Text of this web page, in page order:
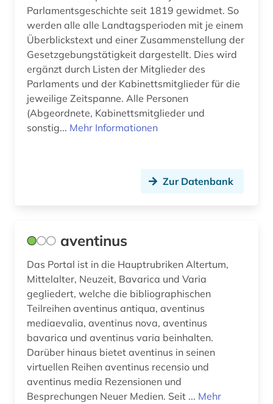
kommunalrecht (1)
kulturerbe (2)
kulturgeschichte (1)
kulturwissenschaften (1)
kunst (1)
landtag (4)
landwirtschaft (1)
laufbahnrecht (1)
luftbild (2)
mainfranken (2)
mundart (3)
museologie (1)
Parlamentsgeschichte seit 1819 gewidmet. So
werden alle alle Landtagsperioden mit je einem
Überblickstext und einer Zusammenstellung der
Gesetzgebungstätigkeit dargestellt. Dies wird
ergänzt durch Listen der Mitglieder des
Parlaments und der Kabinettsmitglieder für die
jeweilige Zeitspanne. Alle Personen
(Abgeordnete, Kabinettsmitglieder und
sonstig... Mehr Informationen
Zur Datenbank
aventinus
Das Portal ist in die Hauptrubriken Altertum,
Mittelalter, Neuzeit, Bavarica und Varia
gegliedert, welche die bibliographischen
Teilreihen aventinus antiqua, aventinus
mediaevalia, aventinus nova, aventinus
bavarica und aventinus varia beinhalten.
Darüber hinaus bietet aventinus in seinen
virtuellen Reihen aventinus recensio und
aventinus media Rezensionen und
Besprechungen Neuer Medien. Seit ... Mehr